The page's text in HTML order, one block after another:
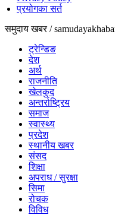
प्रयोगका सर्त
समुदाय खबर /
ट्रेन्डिङ
देश
अर्थ
राजनीति
खेलकुद
अन्तर्राष्ट्रिय
समाज
स्वास्थ्य
प्रदेश
स्थानीय खबर
संसद
शिक्षा
अपराध / सुरक्षा
सिमा
रोचक
विविध